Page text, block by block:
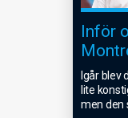
Inför
Igår blev
lite
men den